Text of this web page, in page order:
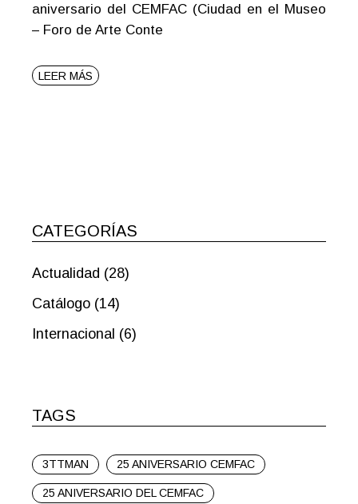
aniversario del CEMFAC (Ciudad en el Museo
– Foro de Arte Conte
LEER MÁS
CATEGORÍAS
Actualidad (28)
Catálogo (14)
Internacional (6)
TAGS
3TTMAN 25 ANIVERSARIO CEMFAC
25 ANIVERSARIO DEL CEMFAC